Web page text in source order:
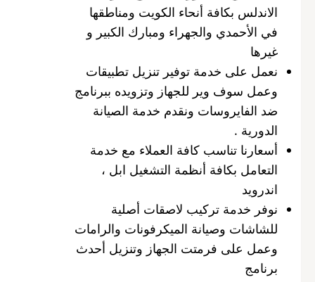
الاندلس بكافة أنحاء الكويت ومناطقها
في الأحمدي والجهراء ومبارك الكبير و
غيرها
نعمل على خدمة توفير تنزيل تطبيقات
وعمل سوف وير للجهاز وتزويده ببرنامج
ضد الفايروسات ونقدم خدمة الصيانة
الدورية .
أسعارنا تناسب كافة العملاء مع خدمة
التعامل بكافة أنظمة التشغيل ابل ،
اندرويد
نوفر خدمة تركيب لاصقات أصلية
للشاشات وصيانة الميكرفونات والرامات
وعمل على فرمتت الجهاز وتنزيل أحدث
برنامج